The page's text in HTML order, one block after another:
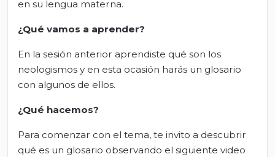
en su lengua materna.
¿Qué vamos a aprender?
En la sesión anterior aprendiste qué son los
neologismos y en esta ocasión harás un glosario
con algunos de ellos.
¿Qué hacemos?
Para comenzar con el tema, te invito a descubrir
qué es un glosario observando el siguiente video